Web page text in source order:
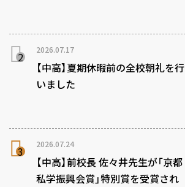
2026.07.17
【中高】夏期休暇前の全校朝礼を行
いました
2026.07.24
【中高】前校長 佐々井先生が「京都
私学振興会賞」特別賞を受賞され